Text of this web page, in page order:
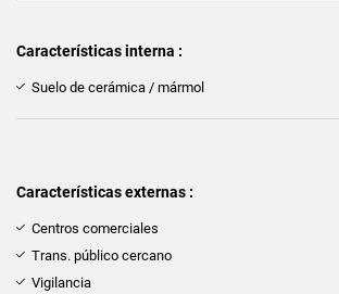
Características interna :
Suelo de cerámica / mármol
Características externas :
Centros comerciales
Trans. público cercano
Vigilancia